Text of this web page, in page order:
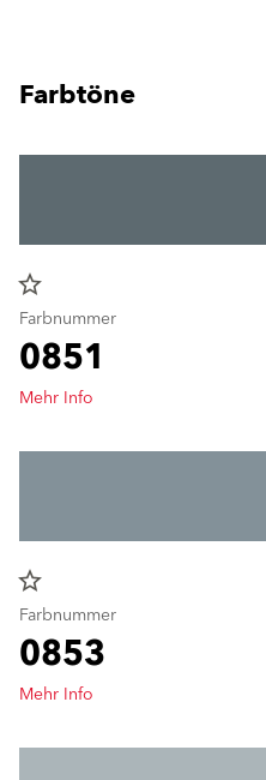
Farbtöne
star_border
Farbnummer
0851
Mehr Info
star_border
Farbnummer
0853
Mehr Info